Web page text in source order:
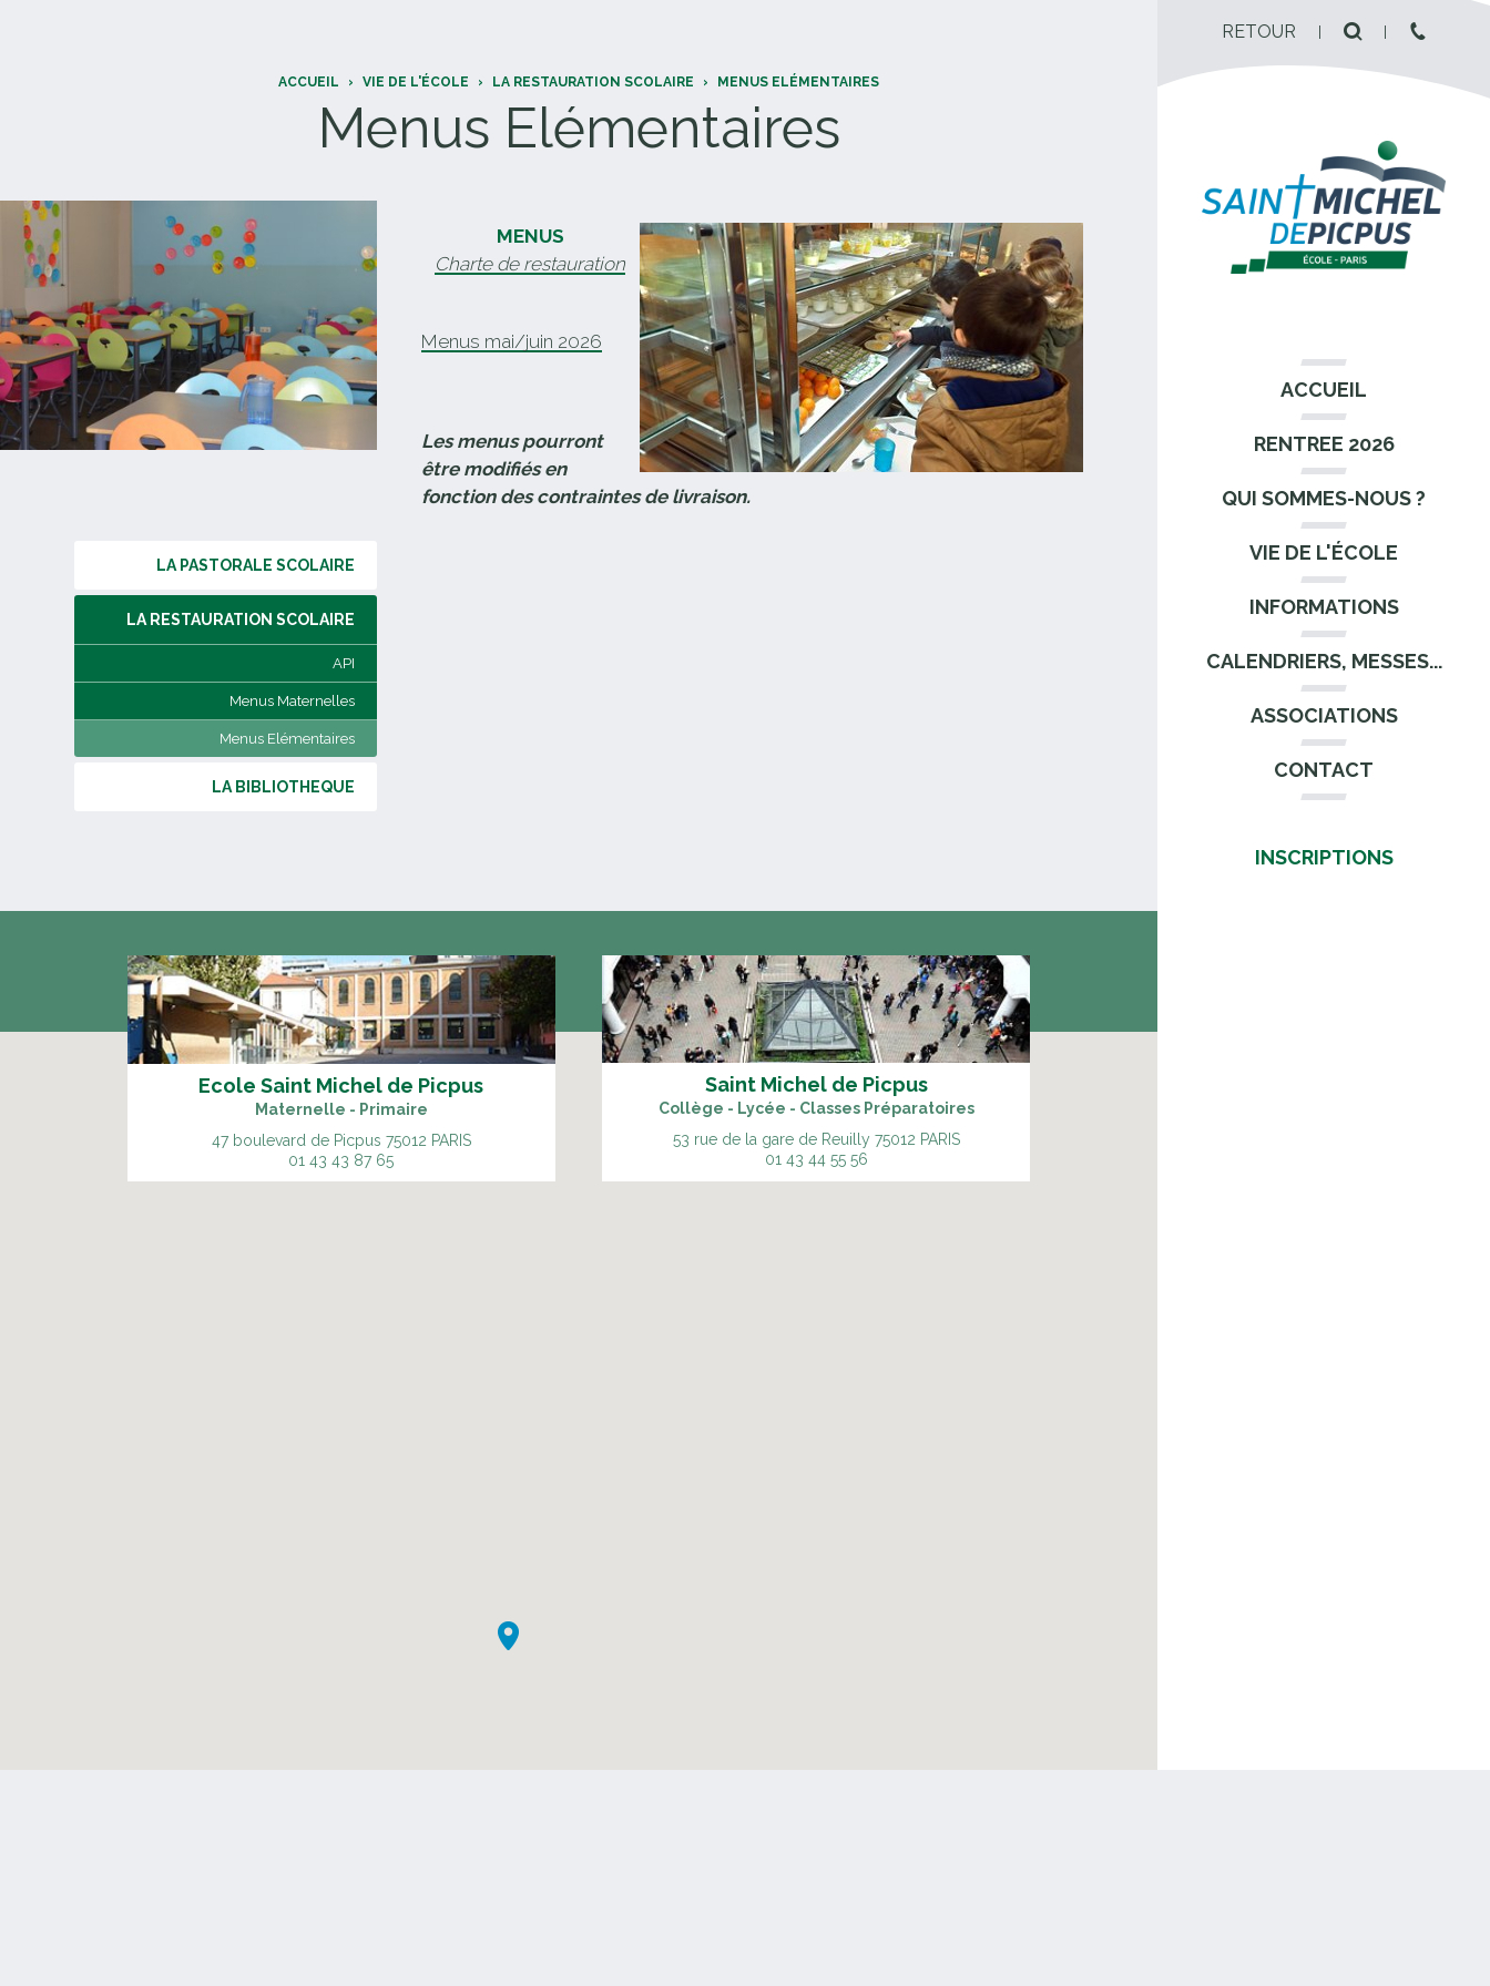
RETOUR
ACCUEIL
RENTREE 2026
QUI SOMMES-NOUS ?
VIE DE L'ÉCOLE
INFORMATIONS
CALENDRIERS, MESSES...
ASSOCIATIONS
CONTACT
INSCRIPTIONS
ACCUEIL › VIE DE L'ÉCOLE › LA RESTAURATION SCOLAIRE › MENUS ELÉMENTAIRES
Menus Elémentaires
LA PASTORALE SCOLAIRE
LA RESTAURATION SCOLAIRE
API
Menus Maternelles
Menus Elémentaires
LA BIBLIOTHEQUE
MENUS
Charte de restauration
Menus mai/juin 2026
Les menus pourront
être modifiés en
fonction des contraintes de livraison.
Ecole Saint Michel de Picpus
Maternelle - Primaire
47 boulevard de Picpus 75012 PARIS
01 43 43 87 65
Saint Michel de Picpus
Collège - Lycée - Classes Préparatoires
53 rue de la gare de Reuilly 75012 PARIS
01 43 44 55 56